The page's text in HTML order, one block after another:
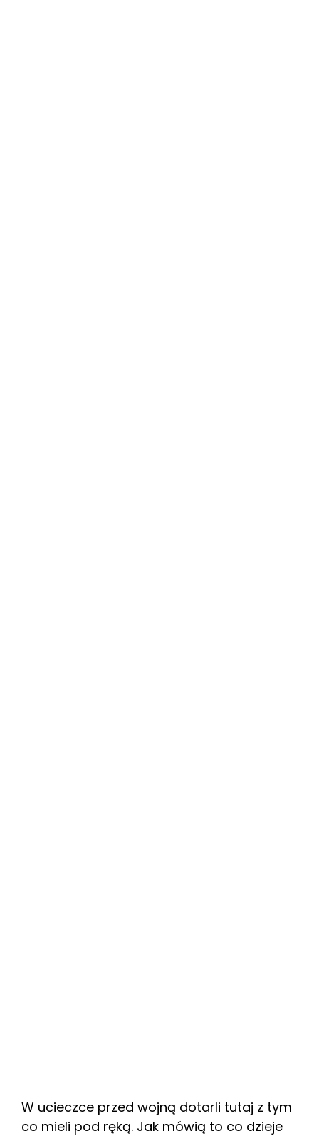
W ucieczce przed wojną dotarli tutaj z tym
co mieli pod ręką. Jak mówią to co dzieje